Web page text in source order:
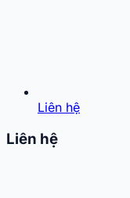
Liên hệ
Liên hệ